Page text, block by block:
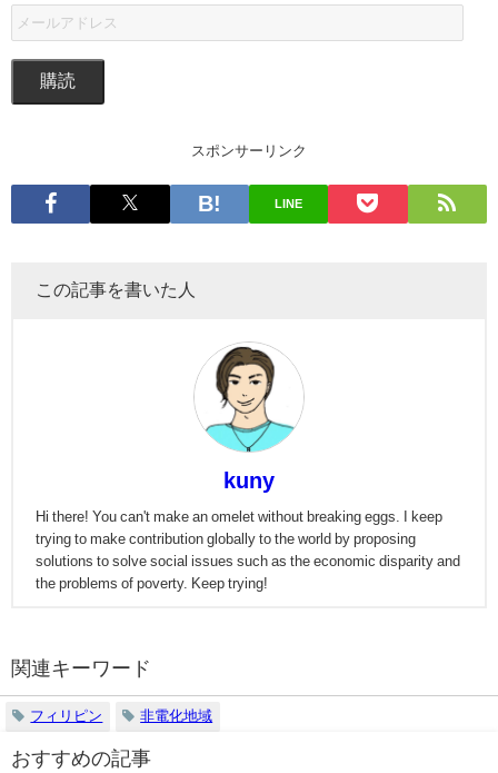
購読
スポンサーリンク
LINE
この記事を書いた人
kuny
Hi there! You can't make an omelet without breaking eggs. I keep
trying to make contribution globally to the world by proposing
solutions to solve social issues such as the economic disparity and
the problems of poverty. Keep trying!
関連キーワード
フィリピン 非電化地域
おすすめの記事